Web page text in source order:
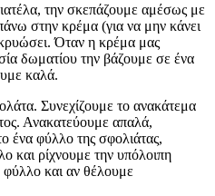
την σκεπάζουμε αμέσως με
στην κρέμα (για να μην κάνει
Όταν η κρέμα μας
δωματίου την βάζουμε σε ένα
καλά.
Συνεχίζουμε το ανακάτεμα
Ανακατεύουμε απαλά,
ένα φύλλο της σφολιάτας,
και ρίχνουμε την υπόλοιπη
και αν θέλουμε